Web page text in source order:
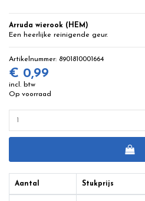
Arruda wierook (HEM)
Een heerlijke reinigende geur.
Artikelnummer: 8901810001664
€ 0,99
incl. btw
Op voorraad
Aantal Stukprijs